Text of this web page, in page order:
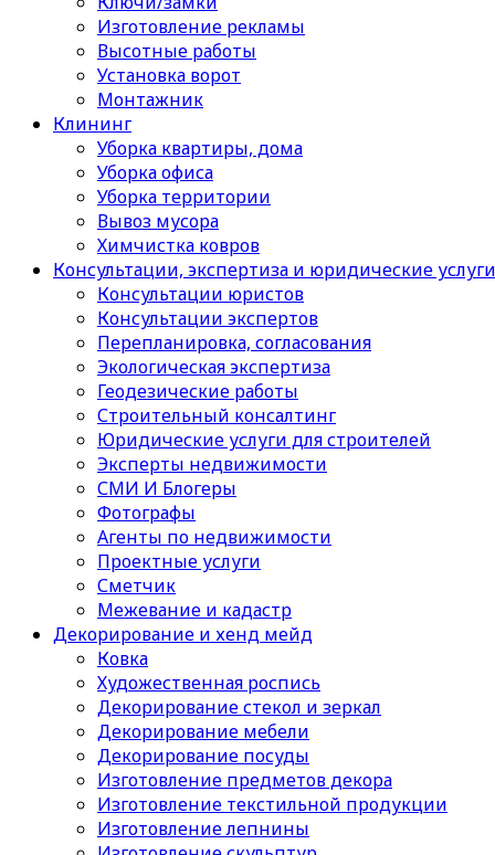
Изготовление рекламы
Высотные работы
Установка ворот
Монтажник
Клининг
Уборка квартиры, дома
Уборка офиса
Уборка территории
Вывоз мусора
Химчистка ковров
Консультации, экспертиза и юридические услуги
Консультации юристов
Консультации экспертов
Перепланировка, согласования
Экологическая экспертиза
Геодезические работы
Строительный консалтинг
Юридические услуги для строителей
Эксперты недвижимости
СМИ И Блогеры
Фотографы
Агенты по недвижимости
Проектные услуги
Сметчик
Межевание и кадастр
Декорирование и хенд мейд
Ковка
Художественная роспись
Декорирование стекол и зеркал
Декорирование мебели
Декорирование посуды
Изготовление предметов декора
Изготовление текстильной продукции
Изготовление лепнины